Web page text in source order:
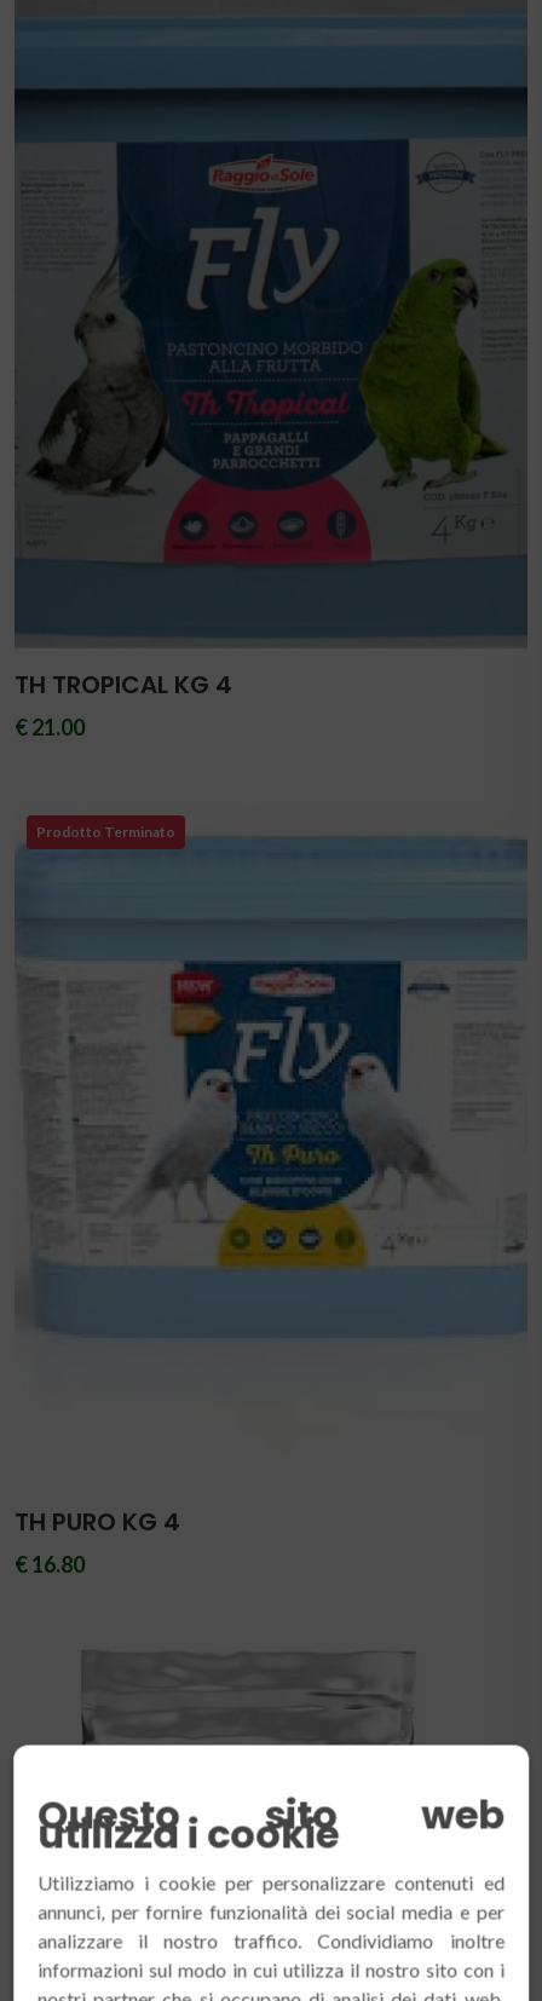
TH TROPICAL KG 4
€ 21.00
Prodotto Terminato
TH PURO KG 4
€ 16.80
Questo sito web
utilizza i cookie
Utilizziamo i cookie per personalizzare contenuti ed
annunci, per fornire funzionalità dei social media e per
analizzare il nostro traffico. Condividiamo inoltre
informazioni sul modo in cui utilizza il nostro sito con i